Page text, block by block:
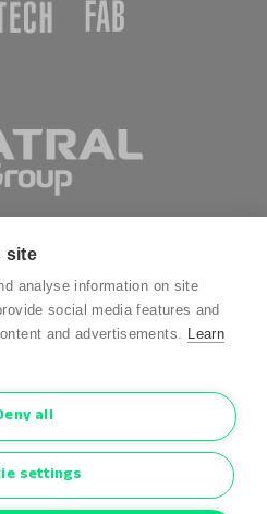
site
analyse information on site
social media features and
and advertisements. Learn
all
settings